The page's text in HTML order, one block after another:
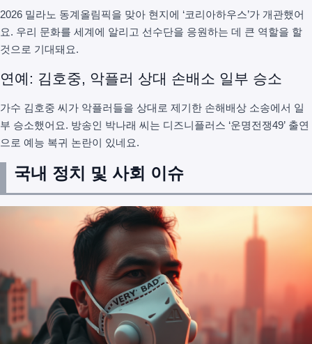
2026 밀라노 동계올림픽을 맞아 현지에 ‘코리아하우스’가 개관했어
요. 우리 문화를 세계에 알리고 선수단을 응원하는 데 큰 역할을 할
것으로 기대돼요.
연예: 김호중, 악플러 상대 손배소 일부 승소
가수 김호중 씨가 악플러들을 상대로 제기한 손해배상 소송에서 일
부 승소했어요. 방송인 박나래 씨는 디즈니플러스 ‘운명전쟁49’ 출연
으로 예능 복귀 논란이 있네요.
국내 정치 및 사회 이슈